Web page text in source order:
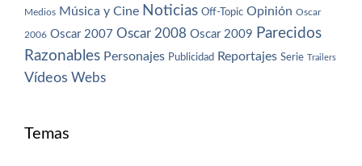
Medios Música y Cine Noticias Off-Topic Opinión Oscar
2006 Oscar 2007 Oscar 2008 Oscar 2009 Parecidos
Razonables Personajes Publicidad Reportajes Serie Trailers
Vídeos Webs
Temas